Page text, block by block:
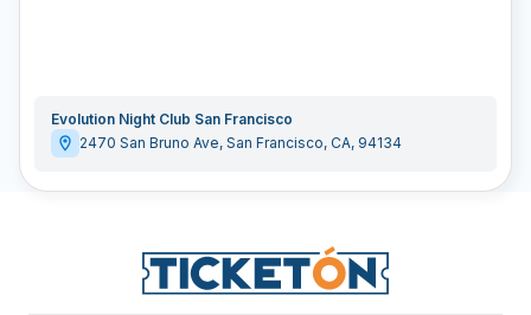
Evolution Night Club San Francisco
2470 San Bruno Ave, San Francisco, CA, 94134